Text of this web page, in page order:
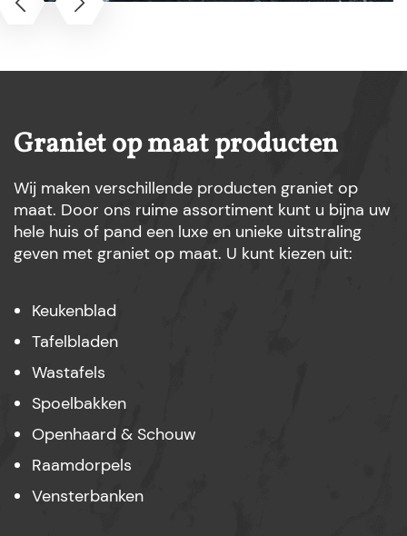
Graniet op maat producten
Wij maken verschillende producten graniet op
maat. Door ons ruime assortiment kunt u bijna uw
hele huis of pand een luxe en unieke uitstraling
geven met graniet op maat. U kunt kiezen uit:
Keukenblad
Tafelbladen
Wastafels
Spoelbakken
Openhaard & Schouw
Raamdorpels
Vensterbanken